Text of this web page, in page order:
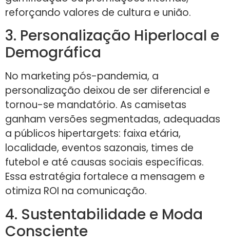
reforçando valores de cultura e união.
3. Personalização Hiperlocal e
Demográfica
No marketing pós-pandemia, a
personalização deixou de ser diferencial e
tornou-se mandatório. As camisetas
ganham versões segmentadas, adequadas
a públicos hipertargets: faixa etária,
localidade, eventos sazonais, times de
futebol e até causas sociais específicas.
Essa estratégia fortalece a mensagem e
otimiza ROI na comunicação.
4. Sustentabilidade e Moda
Consciente